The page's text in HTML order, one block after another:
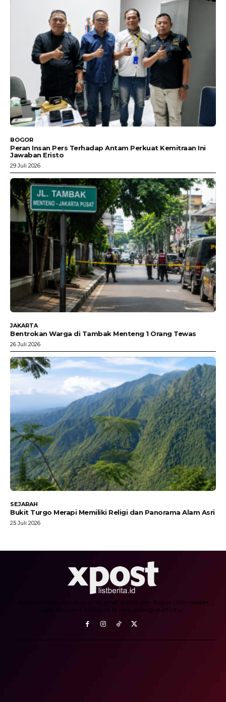
BOGOR
Peran Insan Pers Terhadap Antam Perkuat Kemitraan Ini
Jawaban Eristo
29 Juli 2026
JAKARTA
Bentrokan Warga di Tambak Menteng 1 Orang Tewas
26 Juli 2026
SEJARAH
Bukit Turgo Merapi Memiliki Religi dan Panorama Alam Asri
25 Juli 2026
Aenean mollis odio augue, sit amet sollicitudin augue ullamcorper
eget. Praesent tincidunt et neque congue efficitur.